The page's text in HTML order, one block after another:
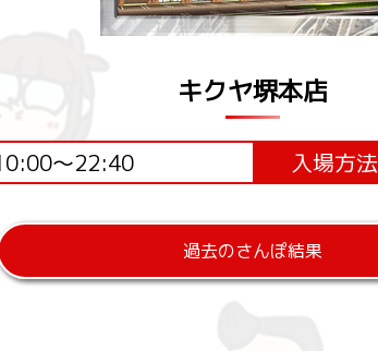
キクヤ堺本店
～22:40 入場方法
過去のさんぽ結果